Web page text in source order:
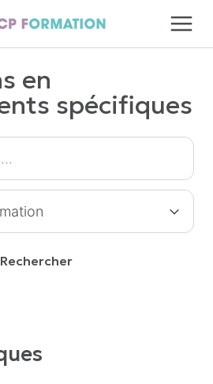
cookies
en
spécifiques
Rechercher